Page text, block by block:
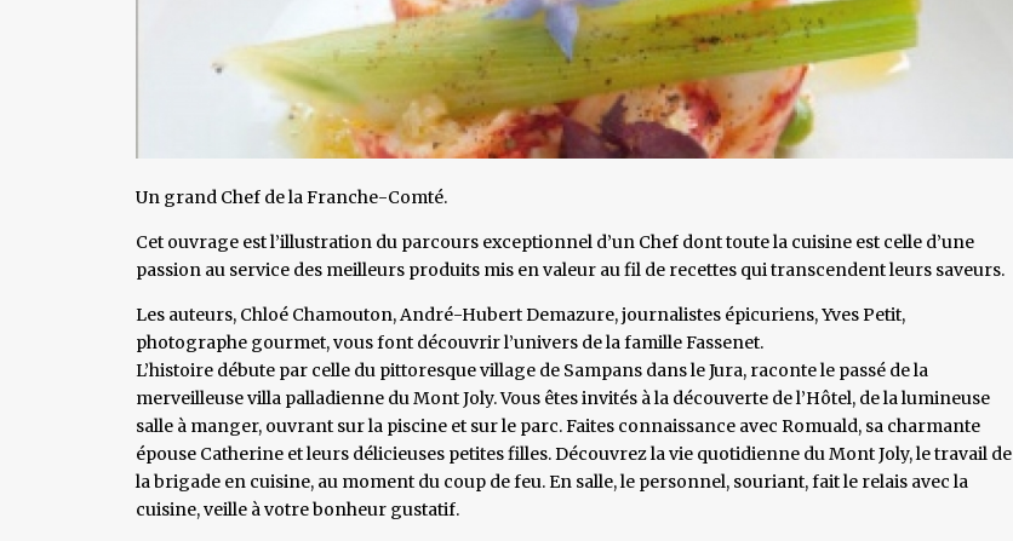
Un grand Chef de la Franche-Comté.
Cet ouvrage est l’illustration du parcours exceptionnel d’un Chef dont toute la cuisine est celle d’une
passion au service des meilleurs produits mis en valeur au fil de recettes qui transcendent leurs saveurs.
Les auteurs, Chloé Chamouton, André-Hubert Demazure, journalistes épicuriens, Yves Petit,
photographe gourmet, vous font découvrir l’univers de la famille Fassenet.
L’histoire débute par celle du pittoresque village de Sampans dans le Jura, raconte le passé de la
merveilleuse villa palladienne du Mont Joly. Vous êtes invités à la découverte de l’Hôtel, de la lumineuse
salle à manger, ouvrant sur la piscine et sur le parc. Faites connaissance avec Romuald, sa charmante
épouse Catherine et leurs délicieuses petites filles. Découvrez la vie quotidienne du Mont Joly, le travail de
la brigade en cuisine, au moment du coup de feu. En salle, le personnel, souriant, fait le relais avec la
cuisine, veille à votre bonheur gustatif.